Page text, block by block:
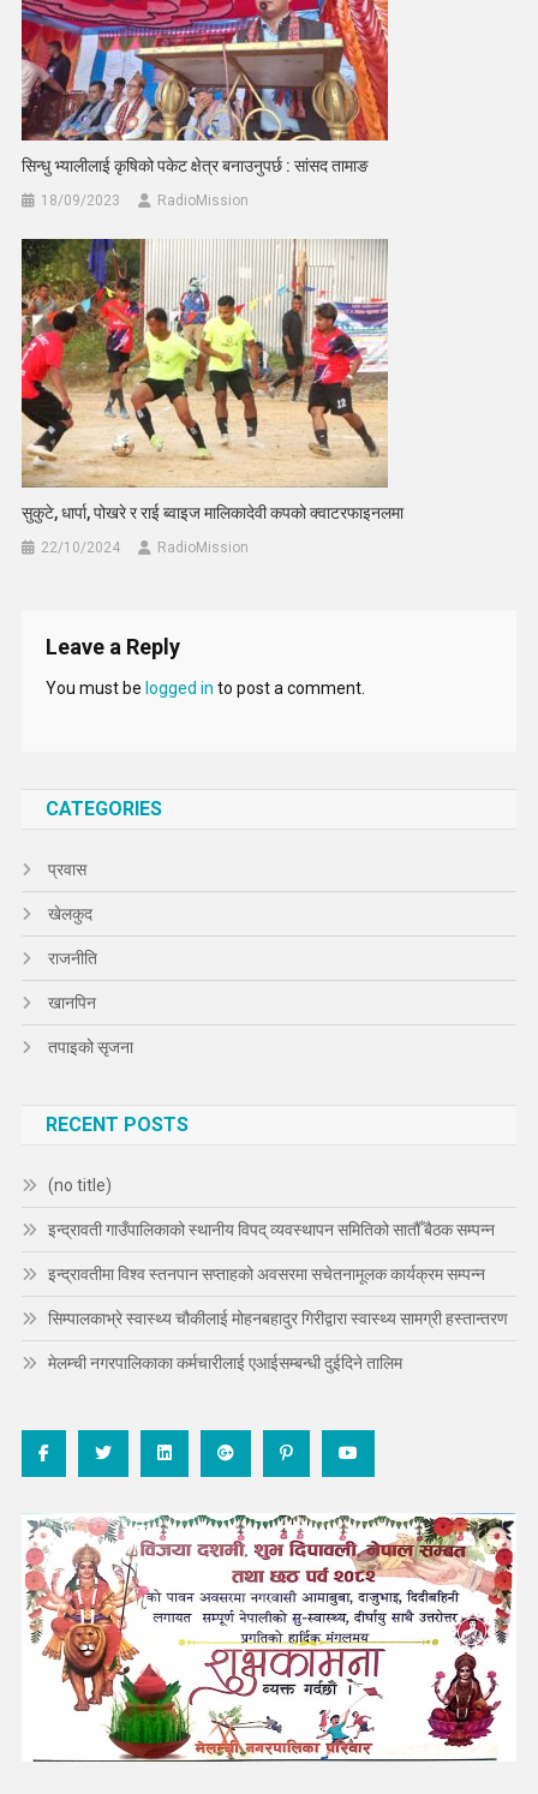
सिन्धु भ्यालीलाई कृषिको पकेट क्षेत्र बनाउनुपर्छ : सांसद तामाङ
18/09/2023 RadioMission
सुकुटे, धार्पा, पोखरे र राई ब्वाइज मालिकादेवी कपको क्वाटरफाइनलमा
22/10/2024 RadioMission
Leave a Reply
You must be logged in to post a comment.
CATEGORIES
प्रवास
खेलकुद
राजनीति
खानपिन
तपाइको सृजना
RECENT POSTS
(no title)
इन्द्रावती गाउँपालिकाको स्थानीय विपद् व्यवस्थापन समितिको सातौँ बैठक सम्पन्न
इन्द्रावतीमा विश्व स्तनपान सप्ताहको अवसरमा सचेतनामूलक कार्यक्रम सम्पन्न
सिम्पालकाभ्रे स्वास्थ्य चौकीलाई मोहनबहादुर गिरीद्वारा स्वास्थ्य सामग्री हस्तान्तरण
मेलम्ची नगरपालिकाका कर्मचारीलाई एआईसम्बन्धी दुईदिने तालिम